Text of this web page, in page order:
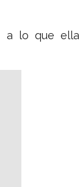
a lo que ella